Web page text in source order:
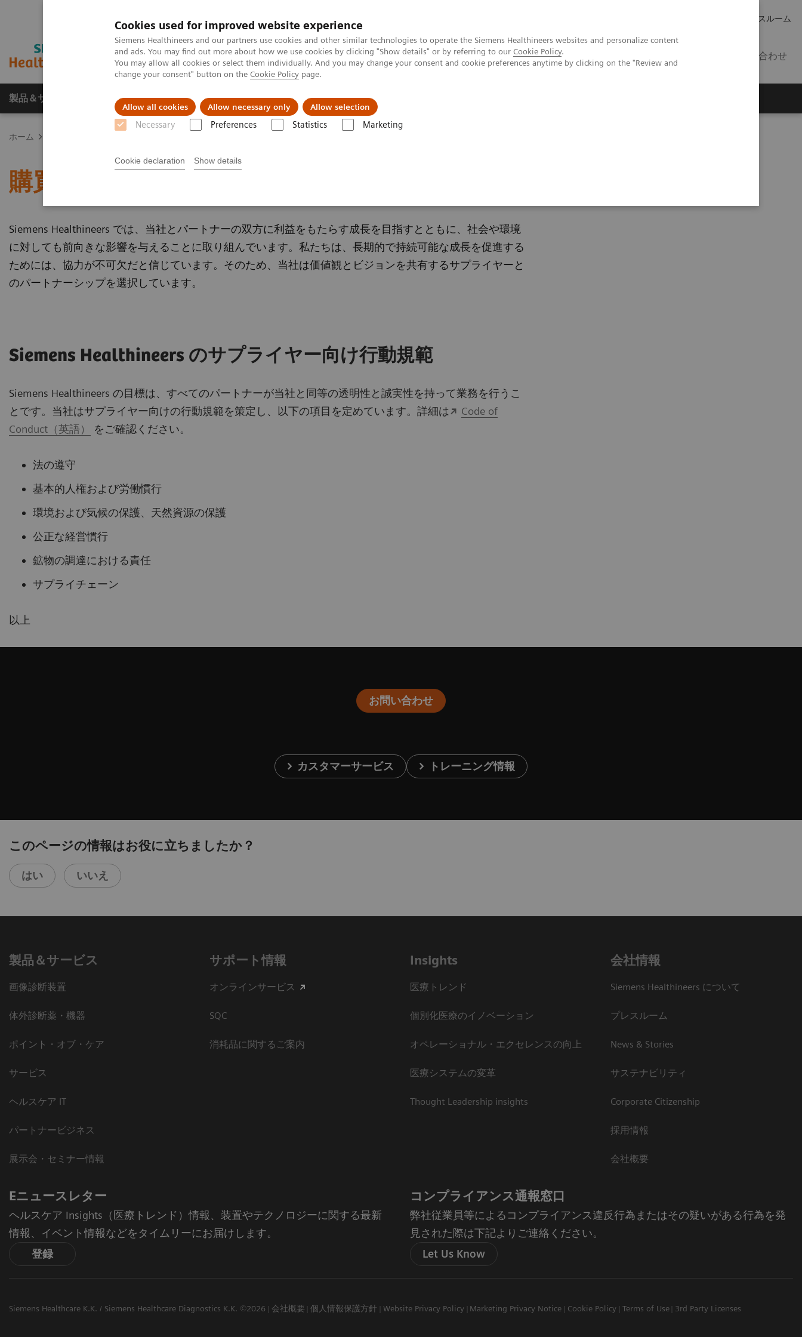
Cookies used for improved website experience
Siemens Healthineers and our partners use cookies and other similar technologies to operate the Siemens Healthineers websites and personalize content
and ads. You may find out more about how we use cookies by clicking "Show details" or by referring to our Cookie Policy.
You may allow all cookies or select them individually. And you may change your consent and cookie preferences anytime by clicking on the "Review and
change your consent" button on the Cookie Policy page.
Allow all cookies Allow necessary only Allow selection
Necessary Preferences Statistics Marketing
Cookie declaration Show details
プレスルーム
お問い合わせ
製品＆サービス サポート情報 Insights 会社情報
ホーム
購買方針
Siemens Healthineers では、当社とパートナーの双方に利益をもたらす成長を目指すとともに、社会や環境
に対しても前向きな影響を与えることに取り組んでいます。私たちは、長期的で持続可能な成長を促進する
ためには、協力が不可欠だと信じています。そのため、当社は価値観とビジョンを共有するサプライヤーと
のパートナーシップを選択しています。
Siemens Healthineers のサプライヤー向け行動規範
Siemens Healthineers の目標は、すべてのパートナーが当社と同等の透明性と誠実性を持って業務を行うこ
とです。当社はサプライヤー向けの行動規範を策定し、以下の項目を定めています。詳細は
Code of
Conduct（英語）
をご確認ください。
法の遵守
基本的人権および労働慣行
環境および気候の保護、天然資源の保護
公正な経営慣行
鉱物の調達における責任
サプライチェーン
以上
お問い合わせ
カスタマーサービス トレーニング情報
このページの情報はお役に立ちましたか？
はい いいえ
製品＆サービス
画像診断装置
体外診断薬・機器
ポイント・オブ・ケア
サービス
ヘルスケア IT
パートナービジネス
展示会・セミナー情報
サポート情報
オンラインサービス
SQC
消耗品に関するご案内
Insights
医療トレンド
個別化医療のイノベーション
オペレーショナル・エクセレンスの向上
医療システムの変革
Thought Leadership insights
会社情報
Siemens Healthineers について
プレスルーム
News & Stories
サステナビリティ
Corporate Citizenship
採用情報
会社概要
Eニュースレター
ヘルスケア Insights（医療トレンド）情報、装置やテクノロジーに関する最新
情報、イベント情報などをタイムリーにお届けします。
登録
コンプライアンス通報窓口
弊社従業員等によるコンプライアンス違反行為またはその疑いがある行為を発
見された際は下記よりご連絡ください。
Let Us Know
Siemens Healthcare K.K. / Siemens Healthcare Diagnostics K.K. ©2026 会社概要 個人情報保護方針 Website Privacy Policy Marketing Privacy Notice Cookie Policy Terms of Use 3rd Party Licenses